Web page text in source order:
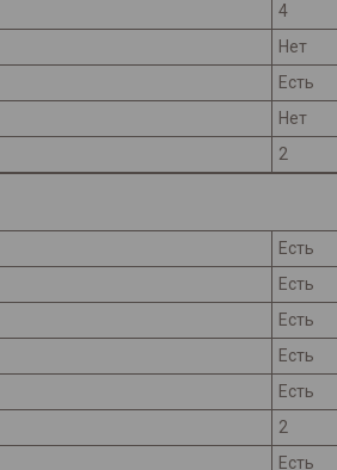
4
Нет
Есть
Нет
2
Есть
Есть
Есть
Есть
Есть
2
Есть